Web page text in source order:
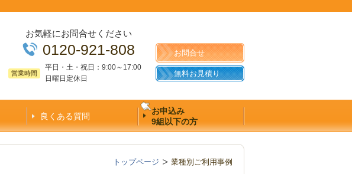
お気軽にお問合せください
0120-921-808
営業時間
平日・土・祝日：9:00～17:00
日曜日定休日
お問合せ
無料お見積り
良くある質問
お申込み
9組以下の方
トップページ 業種別ご利用事例